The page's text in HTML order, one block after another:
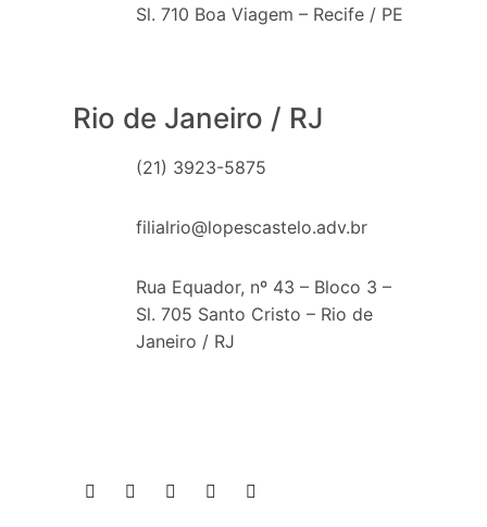
Sl. 710 Boa Viagem – Recife / PE
Rio de Janeiro / RJ
(21) 3923-5875
filialrio@lopescastelo.adv.br
Rua Equador, nº 43 – Bloco 3 –
Sl. 705 Santo Cristo – Rio de
Janeiro / RJ